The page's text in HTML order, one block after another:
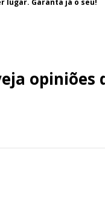
opiniões